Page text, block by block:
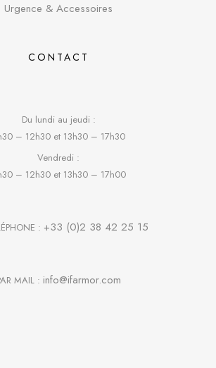
Urgence & Accessoires
CONTACT
Du lundi au jeudi :
– 12h30 et 13h30 – 17h30
Vendredi :
– 12h30 et 13h30 – 17h00
: +33 (0)2 38 42 25 15
MAIL : info@ifarmor.com